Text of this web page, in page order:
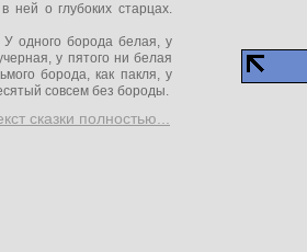
ней о глубоких старцах.
одного борода белая, у
у пятого ни белая
борода, как пакля, у
совсем без бороды.
сказки полностью...